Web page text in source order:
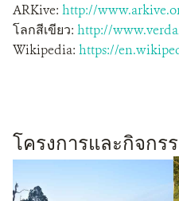
ARKive: http://
โลกสีเขียว: http://
Wikipedia: https://
โครงการและกิจกร